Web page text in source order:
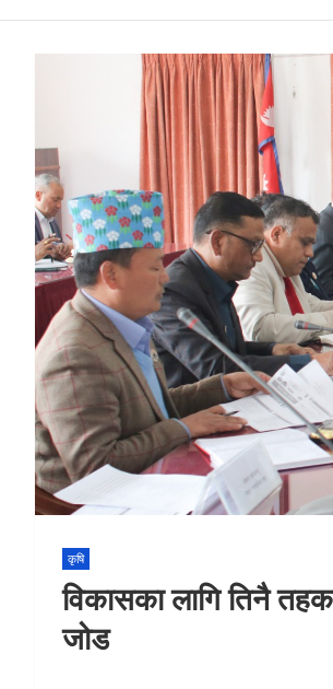
कृषि
विकासका लागि तिनै
जोड